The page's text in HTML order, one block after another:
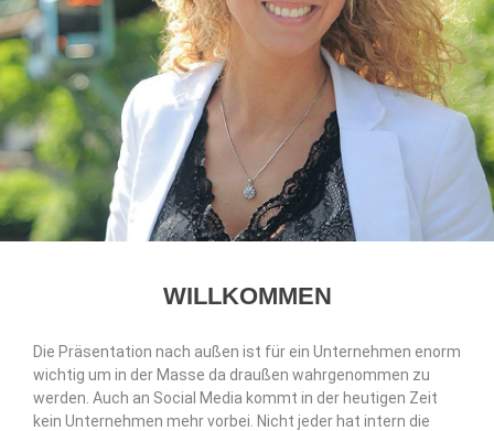
WILLKOMMEN
Die Prä­sen­ta­ti­on nach außen ist für ein Unter­neh­men enorm
wich­tig um in der Mas­se da drau­ßen wahr­ge­nom­men zu
wer­den. Auch an Social Media kommt in der heu­ti­gen Zeit
kein Unter­neh­men mehr vor­bei. Nicht jeder hat intern die